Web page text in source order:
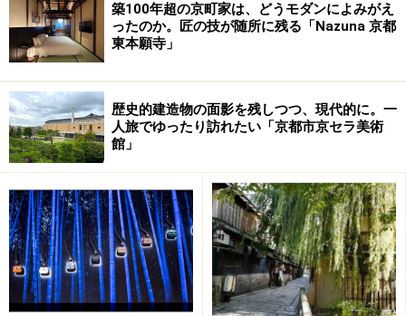
平野神社／例年は3月中旬～4月下旬
最初に向かうのは、祇園の 円山公園と並ぶ京都の花見の
名所、平野神社。市バスなら京都駅から約40分ほどの
「衣笠校前」バス停で下車し、徒歩3分ほどの場所にあ
ります。
電車の場合、山陰本線で「太秦(うずまさ)」駅に移動
し、徒歩で3分ほど離れた「撮影所前」駅から"嵐電"の愛
称で親しまれている京福電鉄の北野線に乗り換え、終点
の「北野白梅町」駅へ。駅から西大路通りを10分ほど歩
築100年超の京町家は、どうモダンによみがえ
ったのか。匠の技が随所に残る「Nazuna 京都
東本願寺」
歴史的建造物の面影を残しつつ、現代的に。一
人旅でゆったり訪れたい「京都市京セラ美術
館」